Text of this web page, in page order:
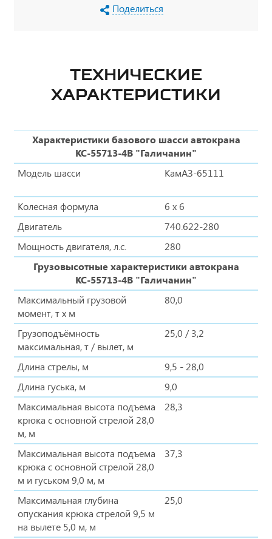
Поделиться
ТЕХНИЧЕСКИЕ
ХАРАКТЕРИСТИКИ
Характеристики базового шасси автокрана
КС-55713-4В "Галичанин"
Модель шасси
КамАЗ-65111
Колесная формула
6 х 6
Двигатель
740.622-280
Мощность двигателя, л.с.
280
Грузовысотные характеристики автокрана
КС-55713-4В "Галичанин"
Максимальный грузовой
момент, т х м
80,0
Грузоподъёмность
максимальная, т / вылет, м
25,0 / 3,2
Длина стрелы, м
9,5 - 28,0
Длина гуська, м
9,0
Максимальная высота подъема
крюка с основной стрелой 28,0
м, м
28,3
Максимальная высота подъема
крюка с основной стрелой 28,0
м и гуськом 9,0 м, м
37,3
Максимальная глубина
опускания крюка стрелой 9,5 м
на вылете 5,0 м, м
25,0